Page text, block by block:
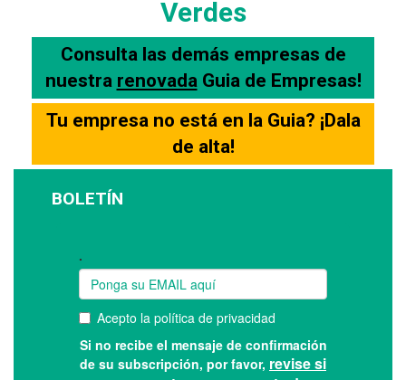
Verdes
Consulta las demás empresas de
nuestra renovadaGuia de Empresas!
Tu empresa no está en la Guia? ¡Dala
de alta!
BOLETÍN